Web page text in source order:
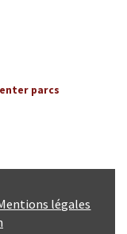
parcs
légales